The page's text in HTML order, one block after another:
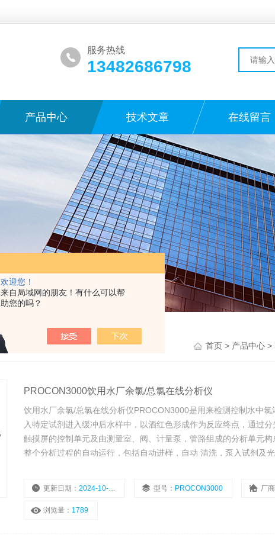
欢迎您！
来自局域网的朋友！有什么可以帮
助您的吗？
服务热线
13482686798
产品中心 技术文章 在线留言
首页 > 产品中心 >
PROCON3000饮用水厂余氯/总氯在线分析仪
饮用水厂余氯/总氯在线分析仪PROCON3000是用来检测控制水中
入特定试剂进入缓冲后水样中，以酒红色形成作为反应终点，通过
触摸屏的控制单元及由测量室、阀、计量泵，管路组成的分析单元
整个分析过程的自动运行，包括自动进样，自动 清洗，泵入试剂及
更新日期： 2024-10-28 型号： PROCON3000 厂
浏览量： 1789